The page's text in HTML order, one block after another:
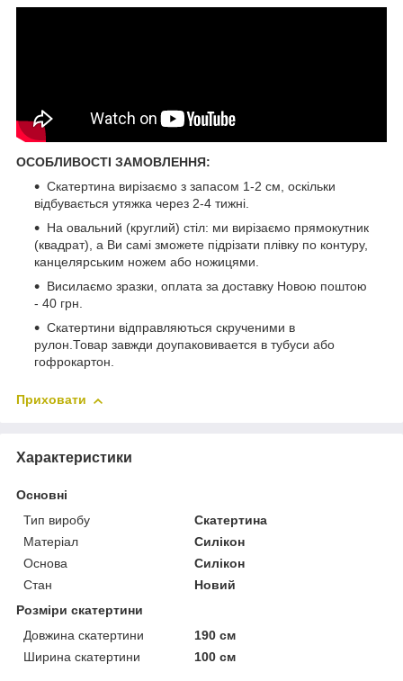
ОСОБЛИВОСТІ ЗАМОВЛЕННЯ:
Скатертина вирізаємо з запасом 1-2 см, оскільки
відбувається утяжка через 2-4 тижні.
На овальний (круглий) стіл: ми вирізаємо прямокутник
(квадрат), а Ви самі зможете підрізати плівку по контуру,
канцелярським ножем або ножицями.
Висилаємо зразки, оплата за доставку Новою поштою
- 40 грн.
Скатертини відправляються скрученими в
рулон.Товар завжди доупаковивается в тубуси або
гофрокартон.
Приховати
Характеристики
Основні
Тип виробу
Скатертина
Матеріал
Силікон
Основа
Силікон
Стан
Новий
Розміри скатертини
Довжина скатертини
190 см
Ширина скатертини
100 см